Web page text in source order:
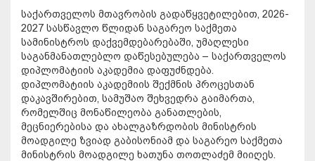
საქართველოს მთავრობის გადაწყვეტილებით, 2026-
2027 სასწავლო წლიდან საგარეო საქმეთა
სამინისტროს დაქვემდებარებაში, უმაღლესი
საგანმანათლებლო დაწესებულება – საქართველოს
დიპლომატიის აკადემია დაფუძნდება.
დიპლომატიის აკადემიის შექმნის პროცესთან
დაკავშირებით, სამუშაო შეხვედრა გაიმართა,
რომელშიც მონაწილეობა განათლების,
მეცნიერებისა და ახალგაზრდობის მინისტრის
მოადგილე ზვიად გაბისონიამ და საგარეო საქმეთა
მინისტრის მოადგილე ხათუნა თოთლაძემ მიიღეს.